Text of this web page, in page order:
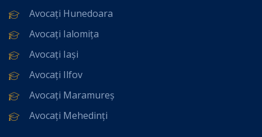
Avocați Hunedoara
Avocați Ialomița
Avocați Iași
Avocați Ilfov
Avocați Maramureș
Avocați Mehedinți